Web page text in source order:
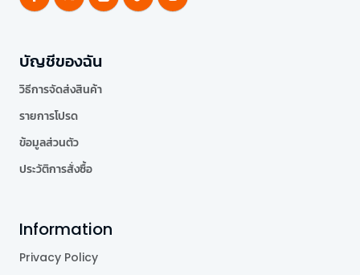
บัญชีของฉัน
วิธีการจัดส่งสินค้า
รายการโปรด
ข้อมูลส่วนตัว
ประวัติการสั่งซื้อ
Information
Privacy Policy